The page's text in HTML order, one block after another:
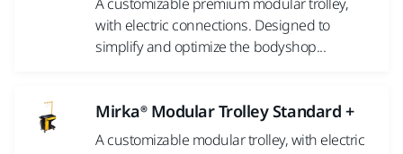
with electric connections. Designed to
simplify and optimize the bodyshop...
Mirka® Modular Trolley Standard +
A customizable modular trolley, with electric